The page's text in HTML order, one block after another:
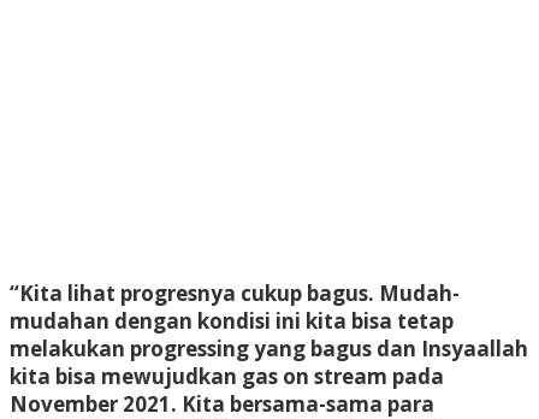
“Kita lihat progresnya cukup bagus. Mudah-
mudahan dengan kondisi ini kita bisa tetap
melakukan progressing yang bagus dan Insyaallah
kita bisa mewujudkan gas on stream pada
November 2021. Kita bersama-sama para